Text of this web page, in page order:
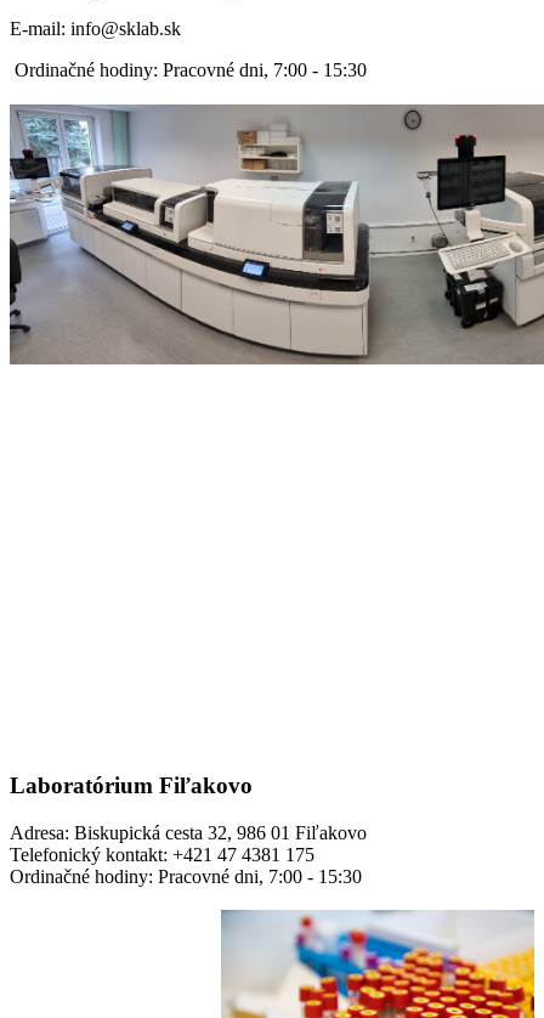
E-mail: info@sklab.sk
Ordinačné hodiny: Pracovné dni, 7:00 - 15:30
Laboratórium Fiľakovo
Adresa: Biskupická cesta 32, 986 01 Fiľakovo
Telefonický kontakt: +421 47 4381 175
Ordinačné hodiny: Pracovné dni, 7:00 - 15:30